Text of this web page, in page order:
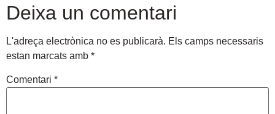
Deixa un comentari
L'adreça electrònica no es publicarà. Els camps necessaris
estan marcats amb *
Comentari *